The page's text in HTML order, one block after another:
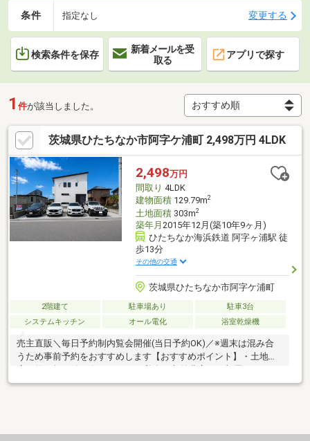
条件 指定なし 変更する
検索条件を保存
新着メールを受
取る
アプリで探す
1 件が該当しました。
茨城県ひたちなか市阿字ケ浦町 2,498万円 4LDK
2,498万円
間取り 4LDK
建物面積129.79m2
土地面積303m2
築年月 2015年12月(築10年9ヶ月)
ひたちなか海浜鉄道 阿字ヶ浦駅 徒
歩13分
その他の交通
茨城県ひたちなか市阿字ケ浦町
2階建て 駐車場あり
駐車3台
システムキッチン
オール電化 浴室乾燥機
売主直販＼毎日予約制内覧会開催(当日予約OK)／※週末は混み合
うため事前予約をおすすめします【おすすめポイント】・土地は
リ使えます・洗う・干す・しまうを効率よくこなせるランドリー
お気軽にお問合せください「お客様への３の約束」2年間保証があ